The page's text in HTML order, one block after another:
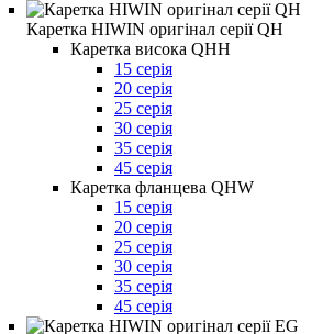
Каретка HIWIN оригінал серії QH
Каретка висока QHH
15 серія
20 серія
25 серія
30 серія
35 серія
45 серія
Каретка фланцева QHW
15 серія
20 серія
25 серія
30 серія
35 серія
45 серія